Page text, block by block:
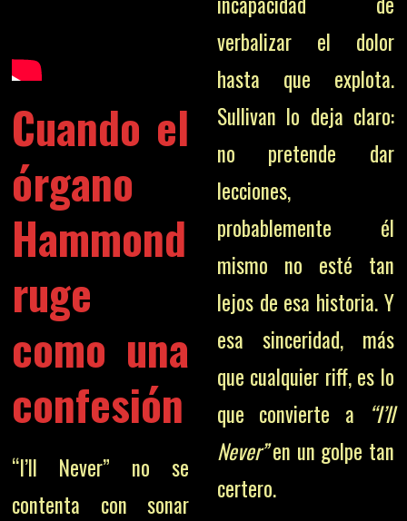
Cuando el
órgano
Hammond
ruge
como una
confesión
“I’ll Never” no se
contenta con sonar
verbalizar el dolor
hasta que explota.
Sullivan lo deja claro:
no pretende dar
lecciones,
probablemente él
mismo no esté tan
lejos de esa historia. Y
esa sinceridad, más
que cualquier riff, es lo
que convierte a
“I’ll
Never”en un golpe tan
certero.